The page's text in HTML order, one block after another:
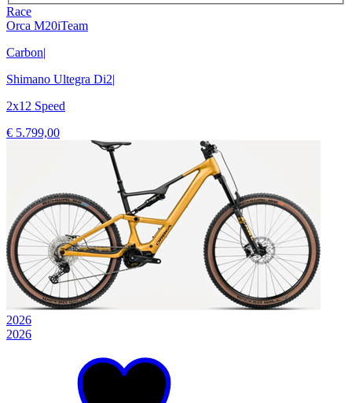
Race
Orca M20iTeam
Carbon|
Shimano Ultegra Di2|
2x12 Speed
€ 5.799,00
2026
2026